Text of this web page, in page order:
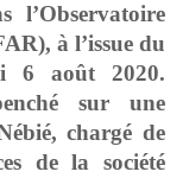
l’Observatoire
à l’issue du
6 août 2020.
sur une
chargé de
de la société